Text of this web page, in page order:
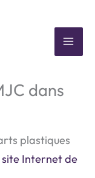
et les
dans
plastiques
site Internet de